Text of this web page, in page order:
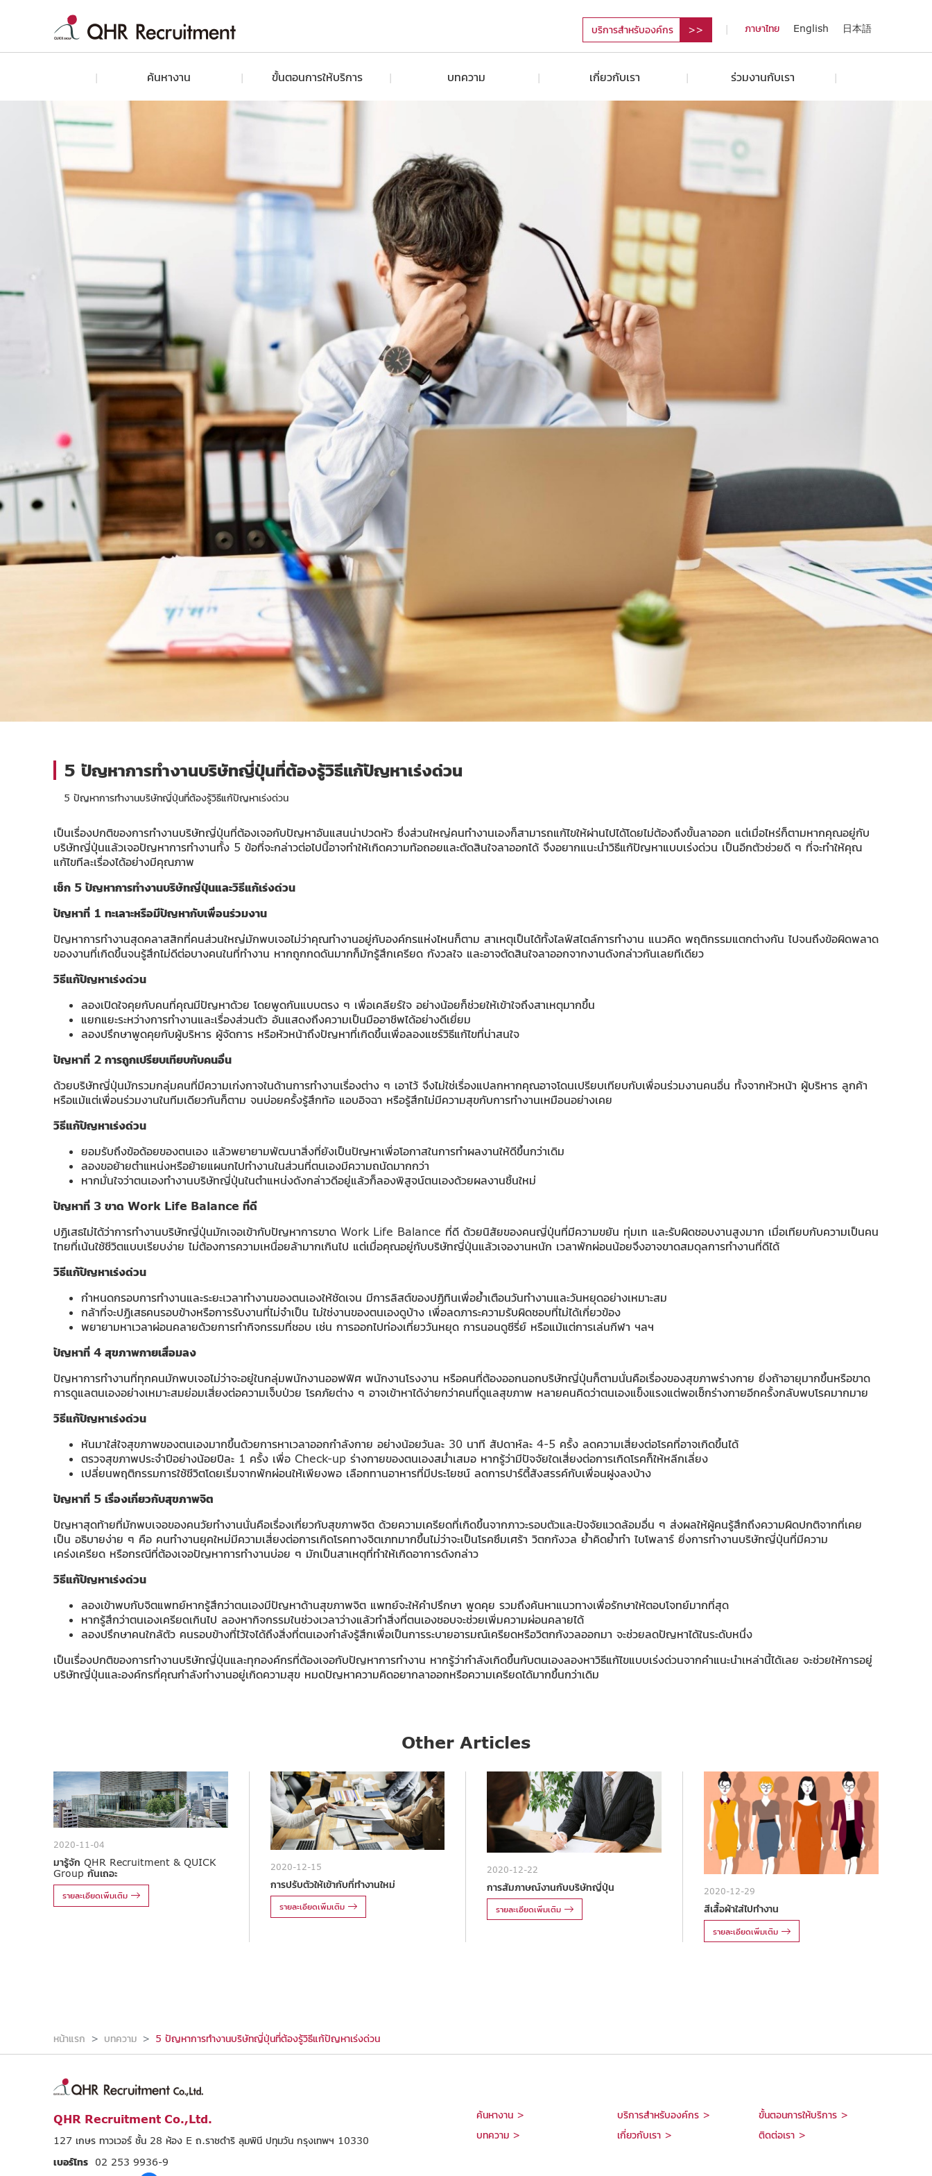
บริการสำหรับองค์กร ภาษาไทย English 日本語
ค้นหางาน ขั้นตอนการให้บริการ บทความ เกี่ยวกับเรา ร่วมงานกับเรา
5 ปัญหาการทำงานบริษัทญี่ปุ่นที่ต้องรู้วิธีแก้ปัญหาเร่งด่วน
5 ปัญหาการทำงานบริษัทญี่ปุ่นที่ต้องรู้วิธีแก้ปัญหาเร่งด่วน
เป็นเรื่องปกติของการทำงานบริษัทญี่ปุ่นที่ต้องเจอกับปัญหาอันแสนน่าปวดหัว ซึ่งส่วนใหญ่คนทำงานเองก็สามารถแก้ไขให้ผ่านไปได้โดยไม่ต้องถึงขั้นลาออก แต่เมื่อไหร่ก็ตามหากคุณอยู่กับ
บริษัทญี่ปุ่นแล้วเจอปัญหาการทำงานทั้ง 5 ข้อที่จะกล่าวต่อไปนี้อาจทำให้เกิดความท้อถอยและตัดสินใจลาออกได้ จึงอยากแนะนำวิธีแก้ปัญหาแบบเร่งด่วน เป็นอีกตัวช่วยดี ๆ ที่จะทำให้คุณ
แก้ไขทีละเรื่องได้อย่างมีคุณภาพ
เช็ก 5 ปัญหาการทำงานบริษัทญี่ปุ่นและวิธีแก้เร่งด่วน
ปัญหาที่ 1 ทะเลาะหรือมีปัญหากับเพื่อนร่วมงาน
ปัญหาการทำงานสุดคลาสสิกที่คนส่วนใหญ่มักพบเจอไม่ว่าคุณทำงานอยู่กับองค์กรแห่งไหนก็ตาม สาเหตุเป็นได้ทั้งไลฟ์สไตล์การทำงาน แนวคิด พฤติกรรมแตกต่างกัน ไปจนถึงข้อผิดพลาด
ของงานที่เกิดขึ้นจนรู้สึกไม่ดีต่อบางคนในที่ทำงาน หากถูกกดดันมากก็มักรู้สึกเครียด กังวลใจ และอาจตัดสินใจลาออกจากงานดังกล่าวกันเลยทีเดียว
วิธีแก้ปัญหาเร่งด่วน
ลองเปิดใจคุยกับคนที่คุณมีปัญหาด้วย โดยพูดกันแบบตรง ๆ เพื่อเคลียร์ใจ อย่างน้อยก็ช่วยให้เข้าใจถึงสาเหตุมากขึ้น
แยกแยะระหว่างการทำงานและเรื่องส่วนตัว อันแสดงถึงความเป็นมืออาชีพได้อย่างดีเยี่ยม
ลองปรึกษาพูดคุยกับผู้บริหาร ผู้จัดการ หรือหัวหน้าถึงปัญหาที่เกิดขึ้นเพื่อลองแชร์วิธีแก้ไขที่น่าสนใจ
ปัญหาที่ 2 การถูกเปรียบเทียบกับคนอื่น
ด้วยบริษัทญี่ปุ่นมักรวมกลุ่มคนที่มีความเก่งกาจในด้านการทำงานเรื่องต่าง ๆ เอาไว้ จึงไม่ใช่เรื่องแปลกหากคุณอาจโดนเปรียบเทียบกับเพื่อนร่วมงานคนอื่น ทั้งจากหัวหน้า ผู้บริหาร ลูกค้า
หรือแม้แต่เพื่อนร่วมงานในทีมเดียวกันก็ตาม จนบ่อยครั้งรู้สึกท้อ แอบอิจฉา หรือรู้สึกไม่มีความสุขกับการทำงานเหมือนอย่างเคย
วิธีแก้ปัญหาเร่งด่วน
ยอมรับถึงข้อด้อยของตนเอง แล้วพยายามพัฒนาสิ่งที่ยังเป็นปัญหาเพื่อโอกาสในการทำผลงานให้ดีขึ้นกว่าเดิม
ลองขอย้ายตำแหน่งหรือย้ายแผนกไปทำงานในส่วนที่ตนเองมีความถนัดมากกว่า
หากมั่นใจว่าตนเองทำงานบริษัทญี่ปุ่นในตำแหน่งดังกล่าวดีอยู่แล้วก็ลองพิสูจน์ตนเองด้วยผลงานชิ้นใหม่
ปัญหาที่ 3 ขาด Work Life Balance ที่ดี
ปฏิเสธไม่ได้ว่าการทำงานบริษัทญี่ปุ่นมักเจอเข้ากับปัญหาการขาด Work Life Balance ที่ดี ด้วยนิสัยของคนญี่ปุ่นที่มีความขยัน ทุ่มเท และรับผิดชอบงานสูงมาก เมื่อเทียบกับความเป็นคน
ไทยที่เน้นใช้ชีวิตแบบเรียบง่าย ไม่ต้องการความเหนื่อยล้ามากเกินไป แต่เมื่อคุณอยู่กับบริษัทญี่ปุ่นแล้วเจองานหนัก เวลาพักผ่อนน้อยจึงอาจขาดสมดุลการทำงานที่ดีได้
วิธีแก้ปัญหาเร่งด่วน
กำหนดกรอบการทำงานและระยะเวลาทำงานของตนเองให้ชัดเจน มีการลิสต์ของปฏิทินเพื่อย้ำเตือนวันทำงานและวันหยุดอย่างเหมาะสม
กล้าที่จะปฏิเสธคนรอบข้างหรือการรับงานที่ไม่จำเป็น ไม่ใช่งานของตนเองดูบ้าง เพื่อลดภาระความรับผิดชอบที่ไม่ได้เกี่ยวข้อง
พยายามหาเวลาผ่อนคลายด้วยการทำกิจกรรมที่ชอบ เช่น การออกไปท่องเที่ยววันหยุด การนอนดูซีรี่ย์ หรือแม้แต่การเล่นกีฬา ฯลฯ
ปัญหาที่ 4 สุขภาพกายเสื่อมลง
ปัญหาการทำงานที่ทุกคนมักพบเจอไม่ว่าจะอยู่ในกลุ่มพนักงานออฟฟิศ พนักงานโรงงาน หรือคนที่ต้องออกนอกบริษัทญี่ปุ่นก็ตามนั่นคือเรื่องของสุขภาพร่างกาย ยิ่งถ้าอายุมากขึ้นหรือขาด
การดูแลตนเองอย่างเหมาะสมย่อมเสี่ยงต่อความเจ็บป่วย โรคภัยต่าง ๆ อาจเข้าหาได้ง่ายกว่าคนที่ดูแลสุขภาพ หลายคนคิดว่าตนเองแข็งแรงแต่พอเช็กร่างกายอีกครั้งกลับพบโรคมากมาย
วิธีแก้ปัญหาเร่งด่วน
หันมาใส่ใจสุขภาพของตนเองมากขึ้นด้วยการหาเวลาออกกำลังกาย อย่างน้อยวันละ 30 นาที สัปดาห์ละ 4-5 ครั้ง ลดความเสี่ยงต่อโรคที่อาจเกิดขึ้นได้
ตรวจสุขภาพประจำปีอย่างน้อยปีละ 1 ครั้ง เพื่อ Check-up ร่างกายของตนเองสม่ำเสมอ หากรู้ว่ามีปัจจัยใดเสี่ยงต่อการเกิดโรคก็ให้หลีกเลี่ยง
เปลี่ยนพฤติกรรมการใช้ชีวิตโดยเริ่มจากพักผ่อนให้เพียงพอ เลือกทานอาหารที่มีประโยชน์ ลดการปาร์ตี้สังสรรค์กับเพื่อนฝูงลงบ้าง
ปัญหาที่ 5 เรื่องเกี่ยวกับสุขภาพจิต
ปัญหาสุดท้ายที่มักพบเจอของคนวัยทำงานนั่นคือเรื่องเกี่ยวกับสุขภาพจิต ด้วยความเครียดที่เกิดขึ้นจากภาวะรอบตัวและปัจจัยแวดล้อมอื่น ๆ ส่งผลให้ผู้คนรู้สึกถึงความผิดปกติจากที่เคย
เป็น อธิบายง่าย ๆ คือ คนทำงานยุคใหม่มีความเสี่ยงต่อการเกิดโรคทางจิตเภทมากขึ้นไม่ว่าจะเป็นโรคซึมเศร้า วิตกกังวล ย้ำคิดย้ำทำ ไบโพลาร์ ยิ่งการทำงานบริษัทญี่ปุ่นที่มีความ
เคร่งเครียด หรือกรณีที่ต้องเจอปัญหาการทำงานบ่อย ๆ มักเป็นสาเหตุที่ทำให้เกิดอาการดังกล่าว
วิธีแก้ปัญหาเร่งด่วน
ลองเข้าพบกับจิตแพทย์หากรู้สึกว่าตนเองมีปัญหาด้านสุขภาพจิต แพทย์จะให้คำปรึกษา พูดคุย รวมถึงค้นหาแนวทางเพื่อรักษาให้ตอบโจทย์มากที่สุด
หากรู้สึกว่าตนเองเครียดเกินไป ลองหากิจกรรมในช่วงเวลาว่างแล้วทำสิ่งที่ตนเองชอบจะช่วยเพิ่มความผ่อนคลายได้
ลองปรึกษาคนใกล้ตัว คนรอบข้างที่ไว้ใจได้ถึงสิ่งที่ตนเองกำลังรู้สึกเพื่อเป็นการระบายอารมณ์เครียดหรือวิตกกังวลออกมา จะช่วยลดปัญหาได้ในระดับหนึ่ง
เป็นเรื่องปกติของการทำงานบริษัทญี่ปุ่นและทุกองค์กรที่ต้องเจอกับปัญหาการทำงาน หากรู้ว่ากำลังเกิดขึ้นกับตนเองลองหาวิธีแก้ไขแบบเร่งด่วนจากคำแนะนำเหล่านี้ได้เลย จะช่วยให้การอยู่
บริษัทญี่ปุ่นและองค์กรที่คุณกำลังทำงานอยู่เกิดความสุข หมดปัญหาความคิดอยากลาออกหรือความเครียดได้มากขึ้นกว่าเดิม
Other Articles
2020-11-04
มารู้จัก QHR Recruitment & QUICK
Group กันเถอะ
รายละเอียดเพิ่มเติม
2020-12-15
การปรับตัวให้เข้ากับที่ทำงานใหม่
รายละเอียดเพิ่มเติม
2020-12-22
การสัมภาษณ์งานกับบริษัทญี่ปุ่น
รายละเอียดเพิ่มเติม
2020-12-29
สีเสื้อผ้าใส่ไปทำงาน
รายละเอียดเพิ่มเติม
หน้าแรก บทความ 5 ปัญหาการทำงานบริษัทญี่ปุ่นที่ต้องรู้วิธีแก้ปัญหาเร่งด่วน
QHR Recruitment Co.,Ltd.
127 เกษร ทาวเวอร์ ชั้น 28 ห้อง E ถ.ราชดำริ ลุมพินี ปทุมวัน กรุงเทพฯ 10330
เบอร์โทร
02 253 9936-9
ค้นหางาน > บริการสำหรับองค์กร >
ขั้นตอนการให้บริการ >
บทความ >
เกี่ยวกับเรา > ติดต่อเรา >